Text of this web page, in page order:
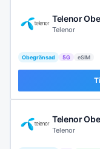
Telenor
Telenor
Obegränsad 5G eSIM
Telenor
Telenor